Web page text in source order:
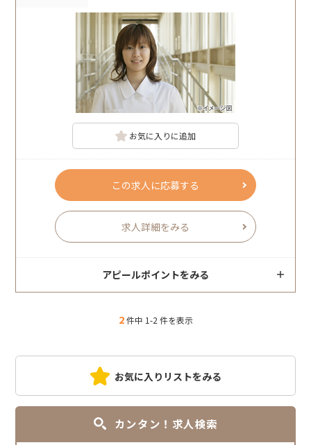
お気に入りに追加
この求人に応募する
求人詳細をみる
アピールポイントをみる
2件中 1-2 件を表示
お気に入りリストをみる
カンタン！求人検索